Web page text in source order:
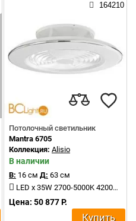
164210
Потолочный светильник
Mantra 6705
Коллекция: Alisio
В наличии
В: 16 см Д: 63 см
LED x 35W 2700-5000K 4200Lm
Цена: 50 877 Р.
Купить